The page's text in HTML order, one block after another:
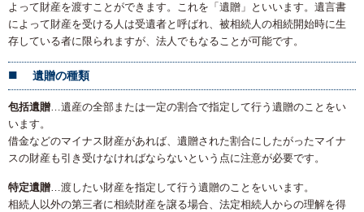
よって財産を渡すことができます。これを「遺贈」といいます。遺言書
によって財産を受ける人は受遺者と呼ばれ、被相続人の相続開始時に生
存している者に限られますが、法人でもなることが可能です。
遺贈の種類
包括遺贈…遺産の全部または一定の割合で指定して行う遺贈のことをい
います。
借金などのマイナス財産があれば、遺贈された割合にしたがったマイナ
スの財産も引き受けなければならないという点に注意が必要です。
特定遺贈…渡したい財産を指定して行う遺贈のことをいいます。
相続人以外の第三者に相続財産を譲る場合、法定相続人からの理解を得